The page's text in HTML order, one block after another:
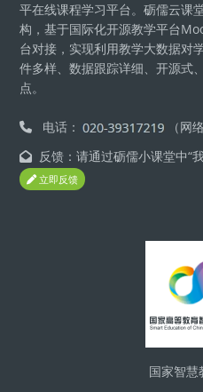
平在线课程学习平台。砺儒云课
构，基于国际化开源教学平台
台对接，实现利用教学大数据对
件多样、数据跟踪详细、开源式
点。
电话：
（网
反馈：请通过砺儒小课堂中“
立即反馈
国家智慧